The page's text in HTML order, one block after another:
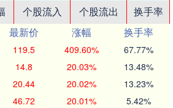
个股流入 个股流出
换手率
最新价 涨幅
换手率
119.5 409.60% 67.77%
14.8 20.03% 13.48%
20.44 20.02% 13.23%
46.72 20.01% 5.42%